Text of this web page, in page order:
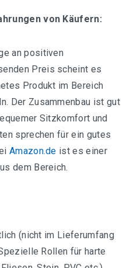
von Käufern:
an positiven
Preis scheint es
Produkt im Bereich
Der Zusammenbau ist gut
Sitzkomfort und
sprechen für ein gutes
Amazon.de ist es einer
dem Bereich.
(nicht im Lieferumfang
Rollen für harte